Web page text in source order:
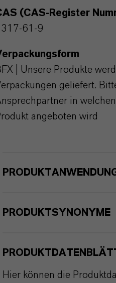
(CAS-Register
61-9
| Unsere Produkte
geliefert.
in
angeboten wird
PRODUKTSYNONYME
Hier können die